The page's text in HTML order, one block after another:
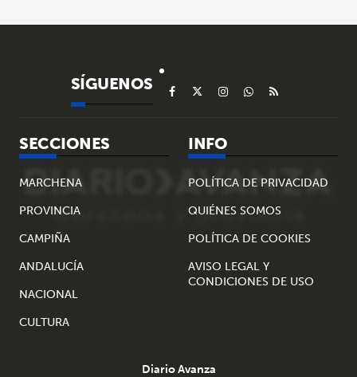
SÍGUENOS
SECCIONES
MARCHENA
PROVINCIA
CAMPIÑA
ANDALUCÍA
NACIONAL
CULTURA
INFO
POLÍTICA DE PRIVACIDAD
QUIÉNES SOMOS
POLÍTICA DE COOKIES
AVISO LEGAL Y
CONDICIONES DE USO
Diario Avanza